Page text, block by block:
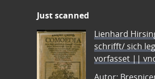
Just scanned
Lienhard
schrifft/ sich
vorfasset ||